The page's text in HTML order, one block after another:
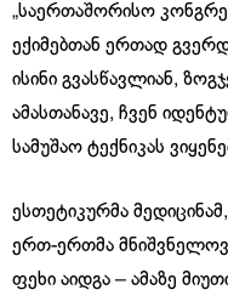
„საერთაშორისო
ექიმებთან ერთად
ისინი გვასწავლიან,
ამასთანავე, ჩვენ
სამუშაო ტექნიკას
ესთეტიკურმა
ერთ-ერთმა
ფეხი აიდგა – ამაზე